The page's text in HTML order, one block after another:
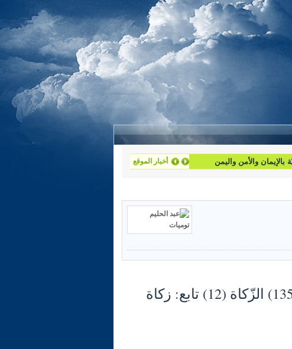
أخبار الموقع
شرح الوجيز في فقه السنّة والكتاب العزيز (135) الزّكاة (12) تابع: زكاة